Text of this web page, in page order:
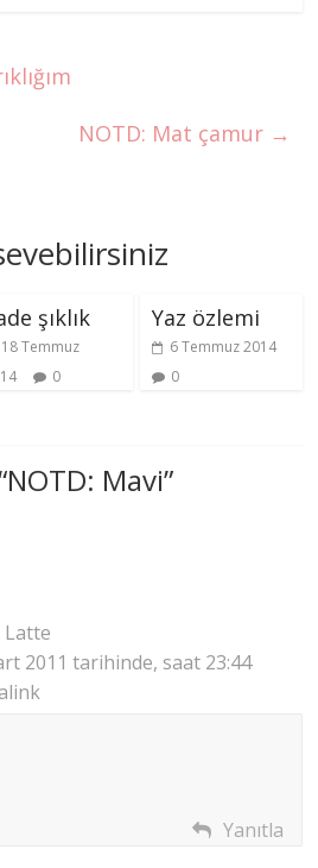
NOTD: Mat çamur →
şıklık
18 Temmuz
0
Yaz özlemi
6 Temmuz 2014
0
NOTD: Mavi”
Latte
2011 tarihinde, saat 23:44
Yanıtla